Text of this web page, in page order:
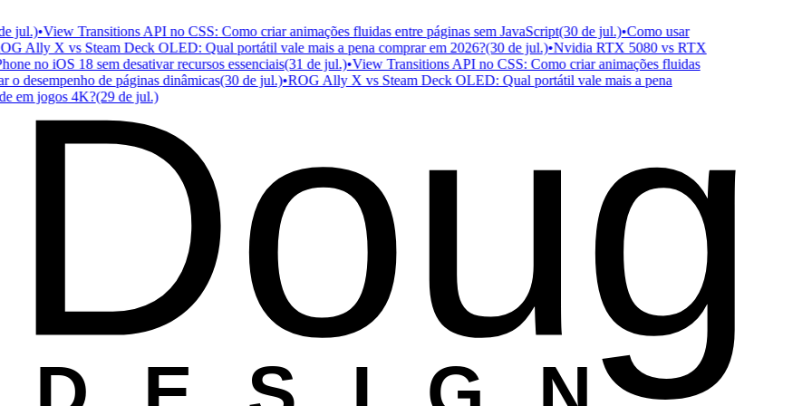
•View Transitions API no CSS: Como criar animações fluidas entre páginas sem JavaScript(30 de jul.)•Como usar
Ally X vs Steam Deck OLED: Qual portátil vale mais a pena comprar em 2026?(30 de jul.)•Nvidia RTX 5080 vs RTX
no iOS 18 sem desativar recursos essenciais(31 de jul.)•View Transitions API no CSS: Como criar animações fluidas
de páginas dinâmicas(30 de jul.)•ROG Ally X vs Steam Deck OLED: Qual portátil vale mais a pena
jogos 4K?(29 de jul.)
Doug